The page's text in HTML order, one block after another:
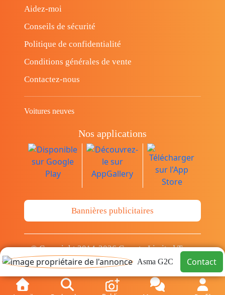
Asma G2C Contact
Aidez-moi
Conseils de sécurité
Politique de confidentialité
Conditions générales de vente
Contactez-nous
Voitures neuves
Nos applications
Bannières publicitaires
© Copyright 2014-2026 Cava.tn Limited Tous
les droits sont réservés.